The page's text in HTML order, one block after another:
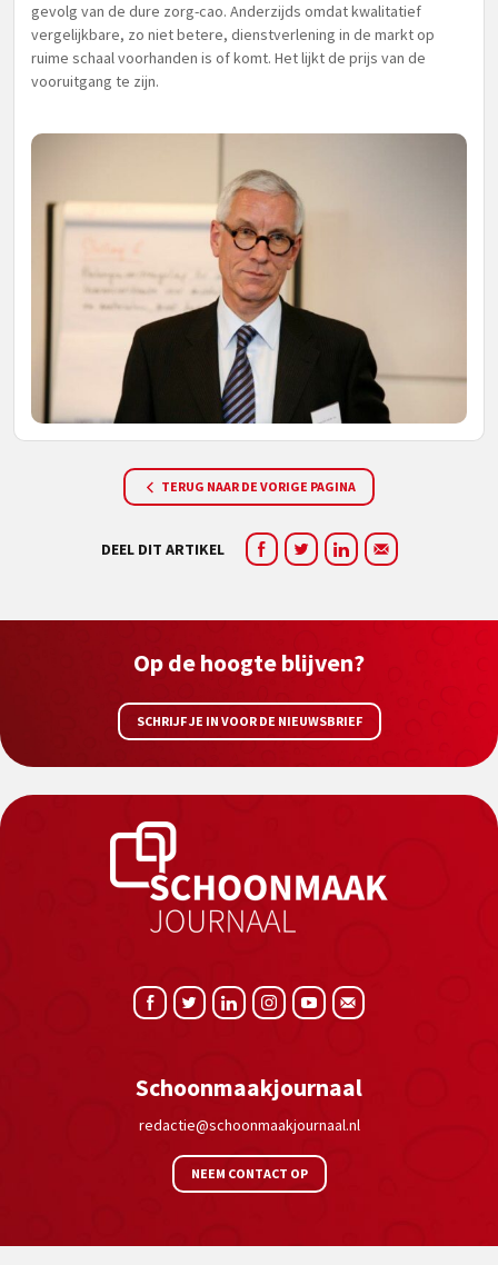
gevolg van de dure zorg-cao. Anderzijds omdat kwalitatief
vergelijkbare, zo niet betere, dienstverlening in de markt op
ruime schaal voorhanden is of komt. Het lijkt de prijs van de
vooruitgang te zijn.
TERUG NAAR DE VORIGE PAGINA
DEEL DIT ARTIKEL
Op de hoogte blijven?
SCHRIJF JE IN VOOR DE NIEUWSBRIEF
Schoonmaakjournaal
redactie@schoonmaakjournaal.nl
NEEM CONTACT OP